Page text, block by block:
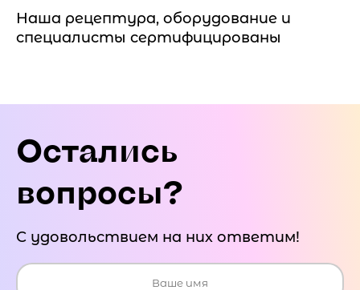
Наша рецептура, оборудование и
специалисты сертифицированы
Остались
вопросы?
С удовольствием на них ответим!